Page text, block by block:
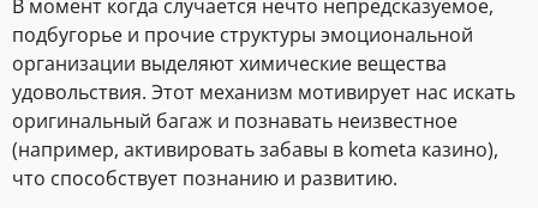
В момент когда случается нечто непредсказуемое,
подбугорье и прочие структуры эмоциональной
организации выделяют химические вещества
удовольствия. Этот механизм мотивирует нас искать
оригинальный багаж и познавать неизвестное
(например, активировать забавы в kometa казино),
что способствует познанию и развитию.